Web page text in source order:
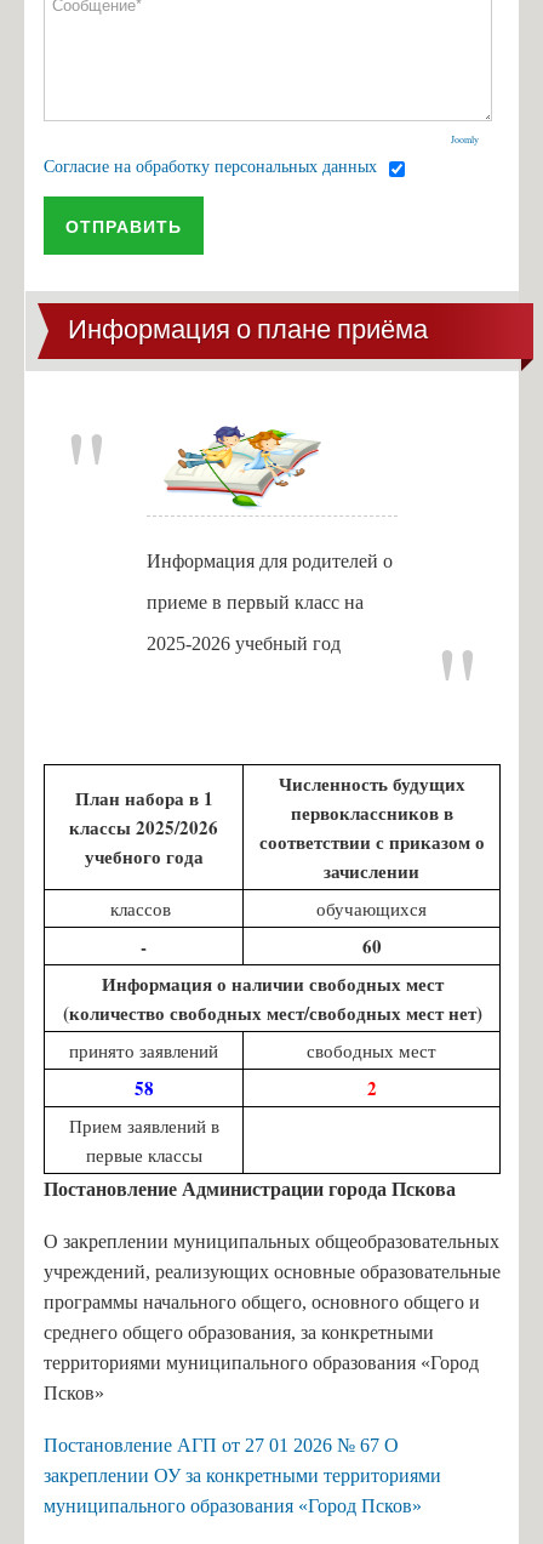
Joomly
Согласие на обработку персональных данных
ОТПРАВИТЬ
Информация о плане приёма
Информация для родителей о
приеме в первый класс на
2025-2026 учебный год
План набора в 1
классы 2025/2026
учебного года
Численность будущих
первоклассников в
соответствии с приказом о
зачислении
классов обучающихся
-
60
Информация о наличии свободных мест
(количество свободных мест/свободных мест нет)
принято заявлений свободных мест
58 2
Прием заявлений в
первые классы
Постановление Администрации города Пскова
О закреплении муниципальных общеобразовательных
учреждений, реализующих основные образовательные
программы начального общего, основного общего и
среднего общего образования, за конкретными
территориями муниципального образования «Город
Псков»
Постановление АГП от 27 01 2026 № 67 О
закреплении ОУ за конкретными территориями
муниципального образования «Город Псков»